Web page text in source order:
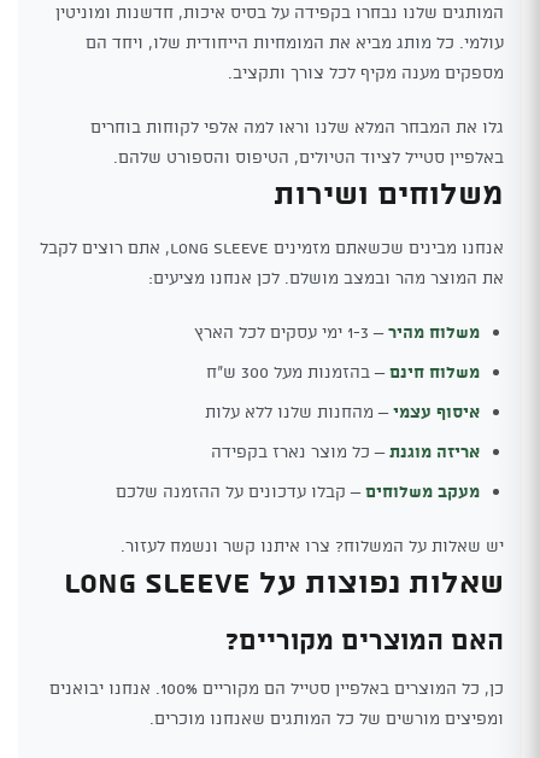
המותגים שלנו נבחרו בקפידה על בסיס איכות, חדשנות ומוניטין
עולמי. כל מותג מביא את המומחיות הייחודית שלו, ויחד הם
מספקים מענה מקיף לכל צורך ותקציב.
גלו את המבחר המלא שלנו וראו למה אלפי לקוחות בוחרים
באלפיין סטייל לציוד הטיולים, הטיפוס והספורט שלהם.
משלוחים ושירות
אנחנו מבינים שכשאתם מזמינים Long Sleeve, אתם רוצים לקבל
את המוצר מהר ובמצב מושלם. לכן אנחנו מציעים:
משלוח מהיר– 1-3 ימי עסקים לכל הארץ
משלוח חינם– בהזמנות מעל 300 ש"ח
איסוף עצמי– מהחנות שלנו ללא עלות
אריזה מוגנת– כל מוצר נארז בקפידה
מעקב משלוחים– קבלו עדכונים על ההזמנה שלכם
יש שאלות על המשלוח? צרו איתנו קשר ונשמח לעזור.
שאלות נפוצות על Long Sleeve
האם המוצרים מקוריים?
כן, כל המוצרים באלפיין סטייל הם מקוריים 100%. אנחנו יבואנים
ומפיצים מורשים של כל המותגים שאנחנו מוכרים.